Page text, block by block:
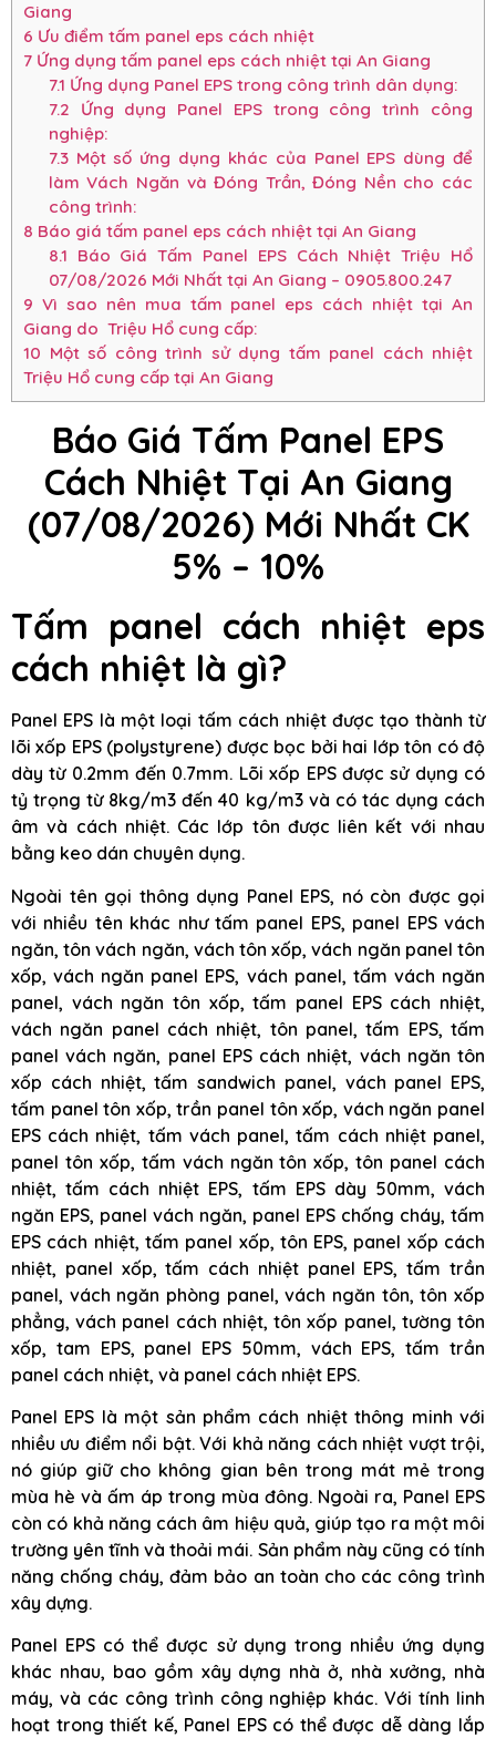
Giang
6 Ưu điểm tấm panel eps cách nhiệt
7 Ứng dụng tấm panel eps cách nhiệt tại An Giang
7.1 Ứng dụng Panel EPS trong công trình dân dụng:
7.2 Ứng dụng Panel EPS trong công trình công
nghiệp:
7.3Một số ứng dụng khác của Panel EPS dùng để
làm Vách Ngăn và Đóng Trần, Đóng Nền cho các
công trình:
8 Báo giá tấm panel eps cách nhiệt tại An Giang
8.1 Báo Giá Tấm Panel EPS Cách Nhiệt Triệu Hổ
07/08/2026 Mới Nhất tại An Giang – 0905.800.247
9 Vì sao nên mua tấm panel eps cách nhiệt tại An
Giang do Triệu Hổ cung cấp:
10 Một số công trình sử dụng tấm panel cách nhiệt
Triệu Hổ cung cấp tại An Giang
Báo Giá Tấm Panel EPS
Cách Nhiệt Tại An Giang
(07/08/2026) Mới Nhất CK
5% – 10%
Tấm panel cách nhiệt eps
cách nhiệt là gì?
Panel EPS là một loại tấm cách nhiệt được tạo thành từ
lõi xốp EPS (polystyrene) được bọc bởi hai lớp tôn có độ
dày từ 0.2mm đến 0.7mm. Lõi xốp EPS được sử dụng có
tỷ trọng từ 8kg/m3 đến 40 kg/m3 và có tác dụng cách
âm và cách nhiệt. Các lớp tôn được liên kết với nhau
bằng keo dán chuyên dụng.
Ngoài tên gọi thông dụng Panel EPS, nó còn được gọi
với nhiều tên khác như tấm panel EPS, panel EPS vách
ngăn, tôn vách ngăn, vách tôn xốp, vách ngăn panel tôn
xốp, vách ngăn panel EPS, vách panel, tấm vách ngăn
panel, vách ngăn tôn xốp, tấm panel EPS cách nhiệt,
vách ngăn panel cách nhiệt, tôn panel, tấm EPS, tấm
panel vách ngăn, panel EPS cách nhiệt, vách ngăn tôn
xốp cách nhiệt, tấm sandwich panel, vách panel EPS,
tấm panel tôn xốp, trần panel tôn xốp, vách ngăn panel
EPS cách nhiệt, tấm vách panel, tấm cách nhiệt panel,
panel tôn xốp, tấm vách ngăn tôn xốp, tôn panel cách
nhiệt, tấm cách nhiệt EPS, tấm EPS dày 50mm, vách
ngăn EPS, panel vách ngăn, panel EPS chống cháy, tấm
EPS cách nhiệt, tấm panel xốp, tôn EPS, panel xốp cách
nhiệt, panel xốp, tấm cách nhiệt panel EPS, tấm trần
panel, vách ngăn phòng panel, vách ngăn tôn, tôn xốp
phẳng, vách panel cách nhiệt, tôn xốp panel, tường tôn
xốp, tam EPS, panel EPS 50mm, vách EPS, tấm trần
panel cách nhiệt, và panel cách nhiệt EPS.
Panel EPS là một sản phẩm cách nhiệt thông minh với
nhiều ưu điểm nổi bật. Với khả năng cách nhiệt vượt trội,
nó giúp giữ cho không gian bên trong mát mẻ trong
mùa hè và ấm áp trong mùa đông. Ngoài ra, Panel EPS
còn có khả năng cách âm hiệu quả, giúp tạo ra một môi
trường yên tĩnh và thoải mái. Sản phẩm này cũng có tính
năng chống cháy, đảm bảo an toàn cho các công trình
xây dựng.
Panel EPS có thể được sử dụng trong nhiều ứng dụng
khác nhau, bao gồm xây dựng nhà ở, nhà xưởng, nhà
máy, và các công trình công nghiệp khác. Với tính linh
hoạt trong thiết kế, Panel EPS có thể được dễ dàng lắp